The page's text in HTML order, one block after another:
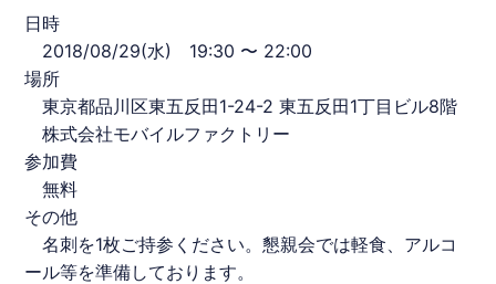
日時
2018/08/29(水) 19:30 〜 22:00
場所
東京都品川区東五反田1-24-2 東五反田1丁目ビル8階
株式会社モバイルファクトリー
参加費
無料
その他
名刺を1枚ご持参ください。懇親会では軽食、アルコ
ール等を準備しております。